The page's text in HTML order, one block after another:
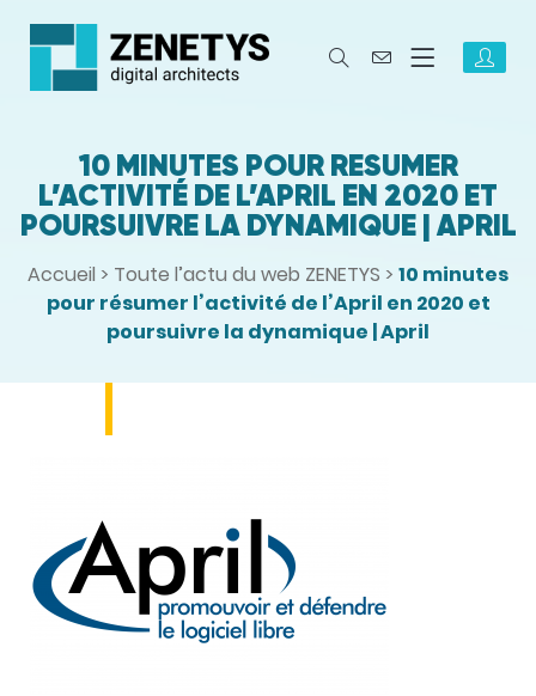
10 MINUTES POUR RÉSUMER
L’ACTIVITÉ DE L’APRIL EN 2020 ET
POURSUIVRE LA DYNAMIQUE | APRIL
Accueil > Toute l’actu du web ZENETYS > 10 minutes
pour résumer l’activité de l’April en 2020 et
poursuivre la dynamique | April